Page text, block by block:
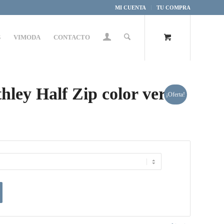
MI CUENTA TU COMPRA
VIMODA CONTACTO
¡Oferta!
Half Zip color verde